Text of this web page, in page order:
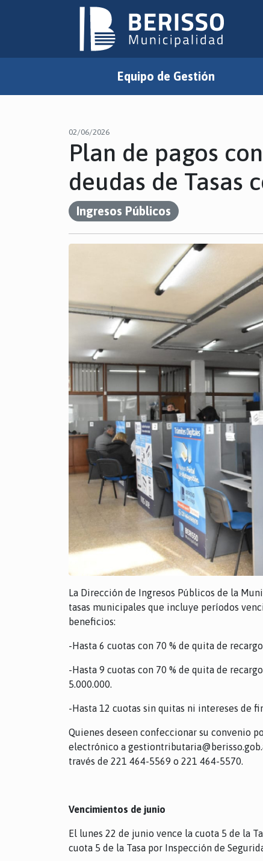
Equipo de Gestión
02/06/2026
Plan de pagos
deudas de Tasas
Ingresos Públicos
La Dirección de Ingresos Públicos de la
tasas municipales que incluye períodos
beneficios:
-Hasta 6 cuotas con 70 % de quita de
-Hasta 9 cuotas con 70 % de quita de
5.000.000.
-Hasta 12 cuotas sin quitas ni intereses de
Quienes deseen confeccionar su convenio
electrónico a
través de 221 464-5569 o 221 464-5570.
Vencimientos de junio
El lunes 22 de junio vence la cuota 5 de la
cuota 5 de la Tasa por Inspección de